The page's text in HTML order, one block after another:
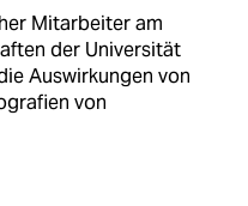
Mitarbeiter am
der Universität
Auswirkungen von
von